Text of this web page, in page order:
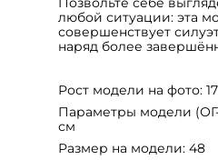
любой ситуации: эта
совершенствует
наряд более
Рост модели на фото:
Параметры модели
см
Размер на модели: 48